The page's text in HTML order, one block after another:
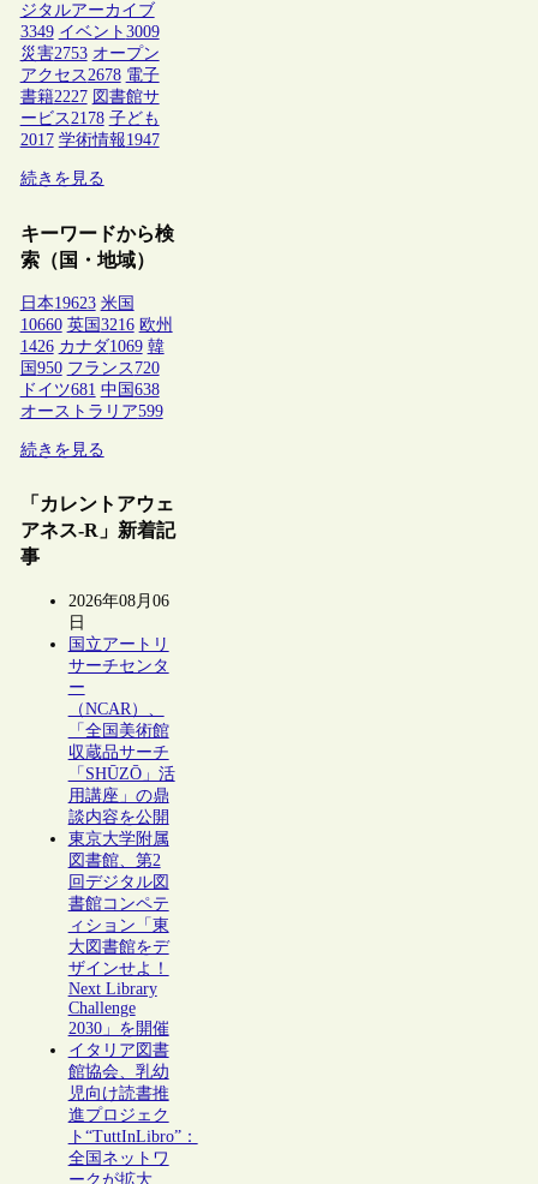
ジタルアーカイブ
3349 イベント 3009
災害2753 オープン
アクセス2678 電子
書籍2227 図書館サ
ービス2178 子ども
2017 学術情報1947
続きを見る
キーワードから検
索（国・地域）
日本19623 米国
10660 英国 3216 欧州
1426 カナダ1069 韓
国 950 フランス 720
ドイツ681 中国 638
オーストラリア599
続きを見る
「カレントアウェ
アネス-R」新着記
事
2026年08月06
日
国立アートリ
サーチセンタ
ー
（NCAR）、
「全国美術館
収蔵品サーチ
「SHŪZŌ」活
用講座」の鼎
談内容を公開
東京大学附属
図書館、第2
回デジタル図
書館コンペテ
ィション「東
大図書館をデ
ザインせよ！
Next Library
Challenge
2030」を開催
イタリア図書
館協会、乳幼
児向け読書推
進プロジェク
ト“TuttInLibro”：
全国ネットワ
ークが拡大